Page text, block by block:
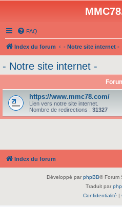
FAQ
Index du forum - Notre site internet -
- Notre site internet -
https://www.mmc78.com/
Lien vers notre site internet.
Nombre de redirections : 31327
Index du forum
Développé par phpBB® Forum
Traduit par
Confidentialité |